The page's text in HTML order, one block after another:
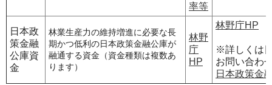
率等
日本政
策金融
公庫資
金
林業生産力の維持増進に必要な長
期かつ低利の日本政策金融公庫が
融通する資金（資金種類は複数あ
ります）
林野
庁
HP
林野庁HP
※詳しくは
お問い合わ
日本政策金